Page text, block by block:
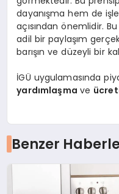
dayanışma hem de
açısından önemlidir.
adil bir paylaşım
barışın ve düzeyli bir
İGÜ uygulamasında
yardımlaşma ve
Benzer